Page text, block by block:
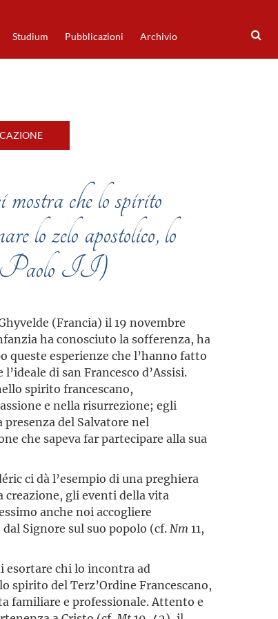
Studium Pubblicazioni Archivio
che lo spirito
lo zelo apostolico, lo
Paolo II)
(Francia) il 19 novembre
ha conosciuto la sofferenza, ha
queste esperienze che l’hanno fatto
di san Francesco d’Assisi.
spirito francescano,
e nella risurrezione; egli
del Salvatore nel
che sapeva far partecipare alla sua
ci dà l’esempio di una preghiera
creazione, gli eventi della vita
anche noi accogliere
Signore sul suo popolo (cf. Nm 11,
esortare chi lo incontra ad
spirito del Terz’Ordine Francescano,
familiare e professionale. Attento e